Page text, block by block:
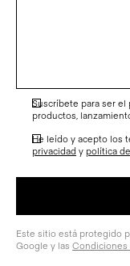
Suscríbete para ser
productos,
He leído y acepto los
privacidad y política
Este sitio está protegido
Google y las Condiciones